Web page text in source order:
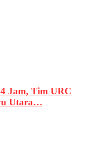
Jam, Tim URC
Utara…